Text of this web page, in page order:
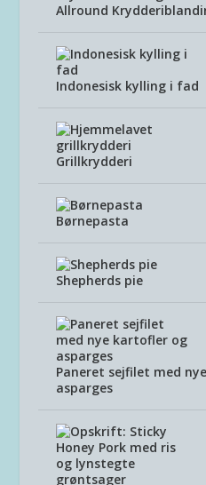
Allround
Indonesisk kylling i fad
Grillkrydderi
Børnepasta
Shepherds pie
Paneret sejfilet med
asparges